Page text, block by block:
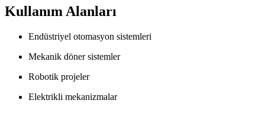
Kullanım Alanları
Endüstriyel otomasyon sistemleri
Mekanik döner sistemler
Robotik projeler
Elektrikli mekanizmalar